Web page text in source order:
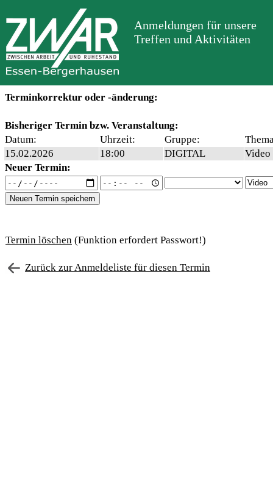
Anmeldungen für unsere
Treffen und Aktivitäten
Terminkorrektur oder -änderung:
Bisheriger Termin bzw. Veranstaltung:
Datum:
Uhrzeit: Gruppe:
15.02.2026
18:00 DIGITAL
Video
Neuer Termin:
Termin löschen (Funktion erfordert Passwort!)
Zurück zur Anmeldeliste für diesen Termin